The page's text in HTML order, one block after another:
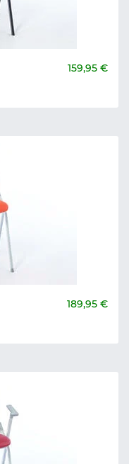
159,95 €
189,95 €